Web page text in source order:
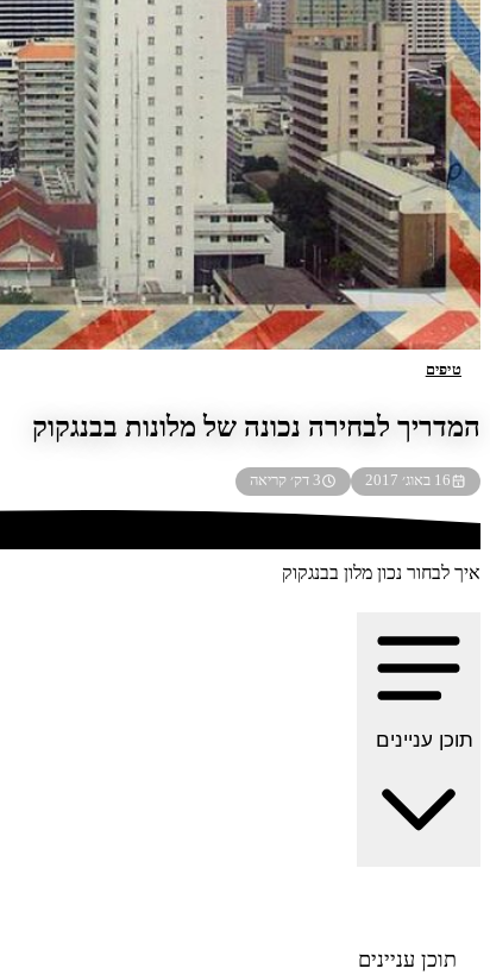
טיפים
המדריך לבחירה נכונה של מלונות בבנגקוק
16 באוג׳ 2017 3 דק׳ קריאה
איך לבחור נכון מלון בבנגקוק
תוכן עניינים
תוכן עניינים